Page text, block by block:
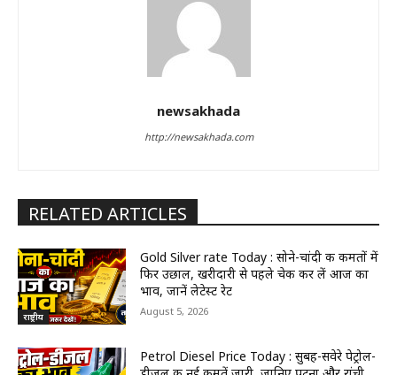
newsakhada
http://newsakhada.com
RELATED ARTICLES
राष्ट्रीय
Gold Silver rate Today : सोने-चांदी की कीमतों में
फिर उछाल, खरीदारी से पहले चेक कर लें आज का
भाव, जानें लेटेस्ट रेट
August 5, 2026
Petrol Diesel Price Today : सुबह-सवेरे पेट्रोल-